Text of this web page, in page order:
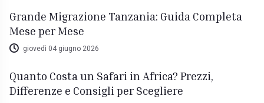
Grande Migrazione Tanzania: Guida Completa
Mese per Mese
giovedì 04 giugno 2026
Quanto Costa un Safari in Africa? Prezzi,
Differenze e Consigli per Scegliere